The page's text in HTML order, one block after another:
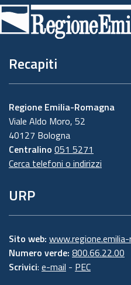
di
pagina
Recapiti
Regione Emilia-Romagna
Viale Aldo Moro, 52
40127 Bologna
Centralino 051 5271
Cerca telefoni o indirizzi
URP
Sito web:
Numero verde: 800.66.22.00
Scrivici: e-mail - PEC